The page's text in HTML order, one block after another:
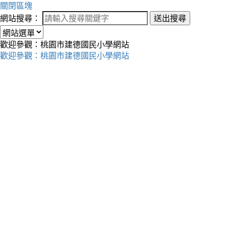
關閉區塊
網站搜尋：
送出搜尋
歡迎參觀：桃園市建德國民小學網站
歡迎參觀：桃園市建德國民小學網站